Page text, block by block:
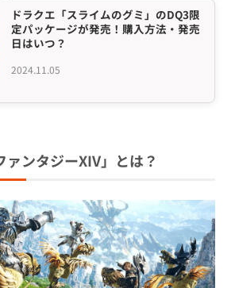
2024.11.05
ドラクエ「スライムのグミ」のDQ3限
定パッケージが発売！購入方法・発売
日はいつ？
ァンタジーXIV」とは？